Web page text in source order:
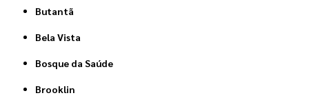
Butantã
Bela Vista
Bosque da Saúde
Brooklin